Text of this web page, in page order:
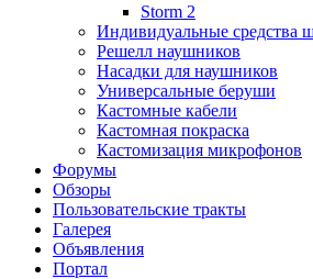
Storm 2
Индивидуальные средства
Решелл наушников
Насадки для наушников
Универсальные беруши
Кастомные кабели
Кастомная покраска
Кастомизация микрофонов
Форумы
Обзоры
Пользовательские тракты
Галерея
Объявления
Портал